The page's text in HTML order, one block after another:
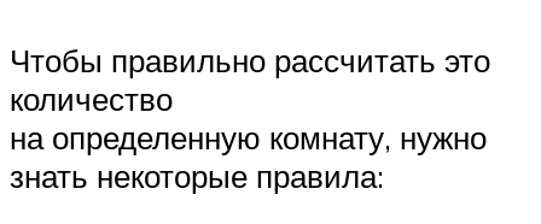
Чтобы правильно рассчитать это
количество
на определенную комнату, нужно
знать некоторые правила: